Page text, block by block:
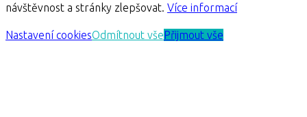
návštěvnost a stránky zlepšovat. Více informací
Nastavení cookiesOdmítnout všePřijmout vše